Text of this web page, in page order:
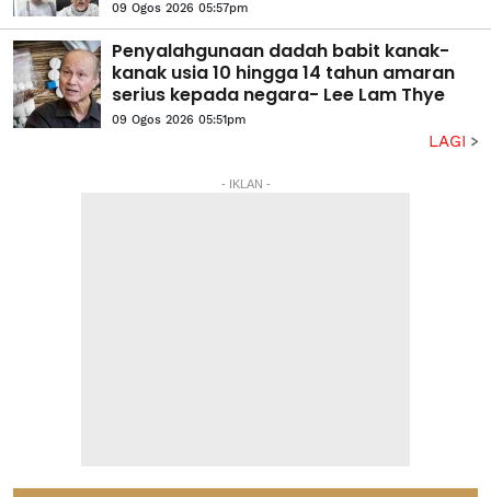
09 Ogos 2026 05:57pm
Penyalahgunaan dadah babit kanak-
kanak usia 10 hingga 14 tahun amaran
serius kepada negara- Lee Lam Thye
09 Ogos 2026 05:51pm
LAGI
- IKLAN -